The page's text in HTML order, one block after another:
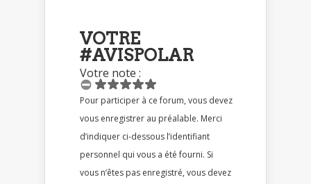
VOTRE
#AVISPOLAR
Votre note :
Pour participer à ce forum, vous devez
vous enregistrer au préalable. Merci
d’indiquer ci-dessous l’identifiant
personnel qui vous a été fourni. Si
vous n’êtes pas enregistré, vous devez